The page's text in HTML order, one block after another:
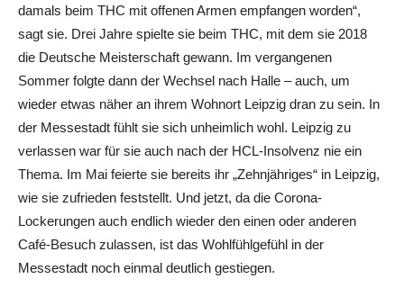
damals beim THC mit offenen Armen empfangen worden“,
sagt sie. Drei Jahre spielte sie beim THC, mit dem sie 2018
die Deutsche Meisterschaft gewann. Im vergangenen
Sommer folgte dann der Wechsel nach Halle – auch, um
wieder etwas näher an ihrem Wohnort Leipzig dran zu sein. In
der Messestadt fühlt sie sich unheimlich wohl. Leipzig zu
verlassen war für sie auch nach der HCL-Insolvenz nie ein
Thema. Im Mai feierte sie bereits ihr „Zehnjähriges“ in Leipzig,
wie sie zufrieden feststellt. Und jetzt, da die Corona-
Lockerungen auch endlich wieder den einen oder anderen
Café-Besuch zulassen, ist das Wohlfühlgefühl in der
Messestadt noch einmal deutlich gestiegen.